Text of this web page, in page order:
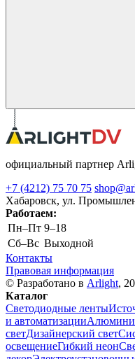
официальный партнер
+7 (4212) 75 70 75
Хабаровск, ул.
Работаем:
Пн–Пт 9–18
Cб–Вс Выходной
Контакты
Правовая информация
© Разработано в Arlight,
Каталог
Светодиодные ленты
и автоматизации
светДизайнерский свет
освещениеГибкий неон